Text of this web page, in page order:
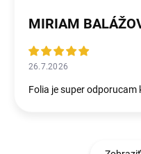
MIRIAM
26.7.2026
Folia je super